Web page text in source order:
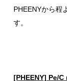
PHEENYから程
す。
[PHEENY] Pe/